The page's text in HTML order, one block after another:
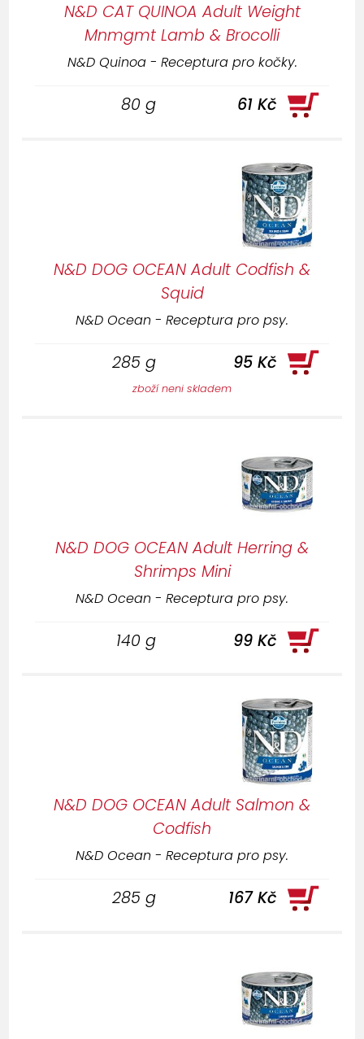
N&D CAT QUINOA Adult Weight
Mnmgmt Lamb & Brocolli
N&D Quinoa - Receptura pro kočky.
80 g 61 Kč
N&D DOG OCEAN Adult Codfish &
Squid
N&D Ocean - Receptura pro psy.
285 g 95 Kč
zboží neni skladem
N&D DOG OCEAN Adult Herring &
Shrimps Mini
N&D Ocean - Receptura pro psy.
140 g 99 Kč
N&D DOG OCEAN Adult Salmon &
Codfish
N&D Ocean - Receptura pro psy.
285 g 167 Kč